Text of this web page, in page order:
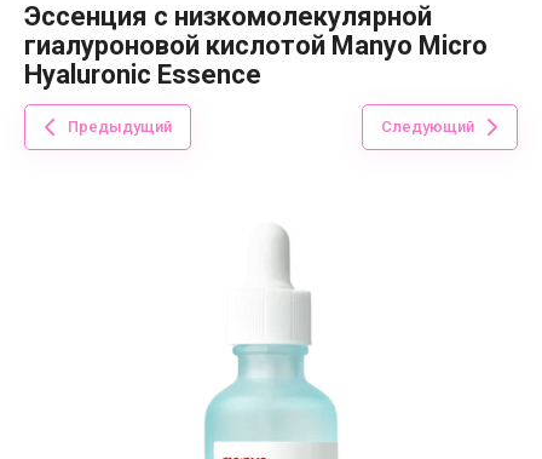
Эссенция с низкомолекулярной
гиалуроновой кислотой Manyo Micro
Hyaluronic Essence
Предыдущий Следующий